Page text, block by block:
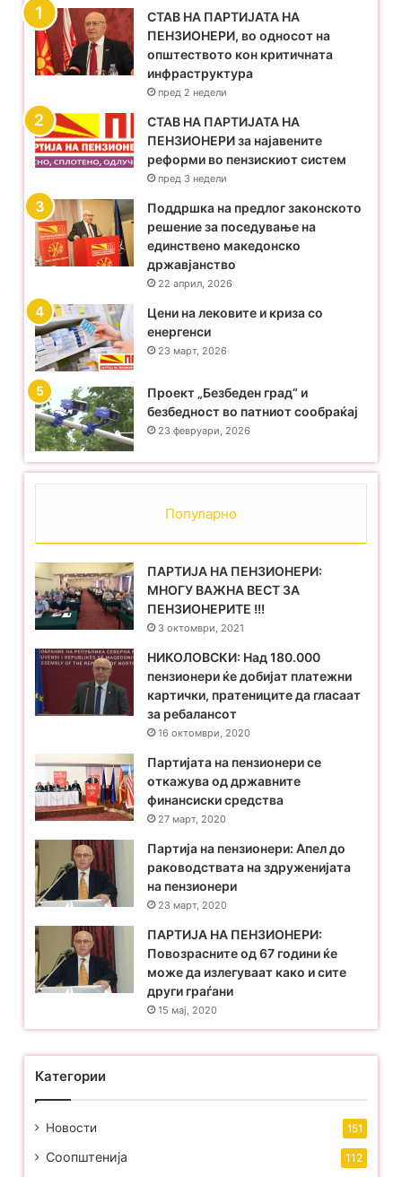
СТАВ НА ПАРТИЈАТА НА
ПЕНЗИОНЕРИ, во односот на
општеството кон критичната
инфраструктура
пред 2 недели
​СТАВ НА ПАРТИЈАТА НА
ПЕНЗИОНЕРИ за најавените
реформи во пензискиот систем
пред 3 недели
Поддршка на предлог законското
решение за поседување на
единствено македонско
државјанство
22 април, 2026
Цени на лековите и криза со
енергенси
23 март, 2026
Проект „Безбеден град“ и
безбедност во патниот сообраќај
23 февруари, 2026
Популарно
ПАРТИЈА НА ПЕНЗИОНЕРИ:
МНОГУ ВАЖНА ВЕСТ ЗА
ПЕНЗИОНЕРИТЕ !!!
3 октомври, 2021
НИКОЛОВСКИ: Над 180.000
пензионери ќе добијат платежни
картички, пратениците да гласаат
за ребалансот
16 октомври, 2020
Партијата на пензионери се
откажува од државните
финансиски средства
27 март, 2020
Партија на пензионери: Апел до
раководствата на здруженијата
на пензионери
23 март, 2020
ПАРТИЈА НА ПЕНЗИОНЕРИ:
Повозрасните од 67 години ќе
може да излегуваат како и сите
други граѓани
15 мај, 2020
Категории
Новости 151
Соопштенија 112